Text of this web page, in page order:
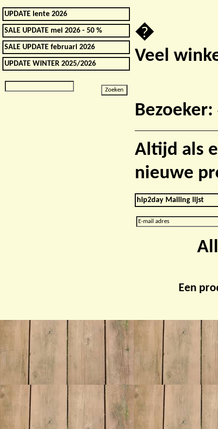
UPDATE lente 2026
SALE UPDATE mei 2026 - 50 %
SALE UPDATE februari 2026
UPDATE WINTER 2025/2026
�
Veel
Altijd als
nieuwe
hip2day Mailing lijst
Een